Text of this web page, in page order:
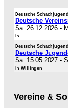
Deutsche Schachjugend
Deutsche
Sa. 26.12.2026 -
in
Deutsche Schachjugend
Deutsche
Sa. 15.05.2027 -
in Willingen
Vereine &